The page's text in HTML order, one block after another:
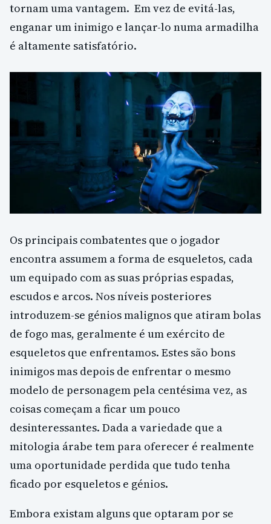
tornam uma vantagem. Em vez de evitá-las,
enganar um inimigo e lançar-lo numa armadilha
é altamente satisfatório.
Os principais combatentes que o jogador
encontra assumem a forma de esqueletos, cada
um equipado com as suas próprias espadas,
escudos e arcos. Nos níveis posteriores
introduzem-se génios malignos que atiram bolas
de fogo mas, geralmente é um exército de
esqueletos que enfrentamos. Estes são bons
inimigos mas depois de enfrentar o mesmo
modelo de personagem pela centésima vez, as
coisas começam a ficar um pouco
desinteressantes. Dada a variedade que a
mitologia árabe tem para oferecer é realmente
uma oportunidade perdida que tudo tenha
ficado por esqueletos e génios.
Embora existam alguns que optaram por se